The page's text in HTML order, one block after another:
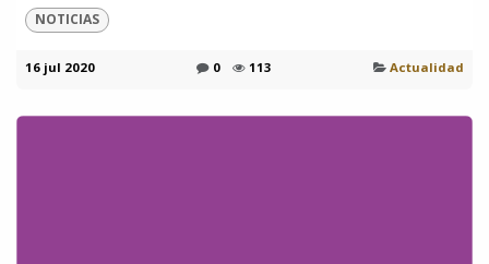
NOTICIAS
16 jul 2020 0 113 Actualidad